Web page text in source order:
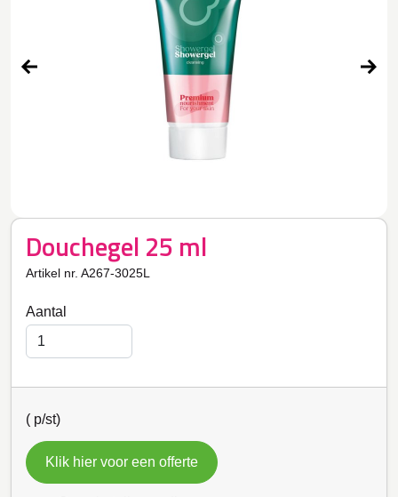
Douchegel 25 ml
Artikel nr. A267-3025L
Aantal
( p/st)
Klik hier voor een offerte